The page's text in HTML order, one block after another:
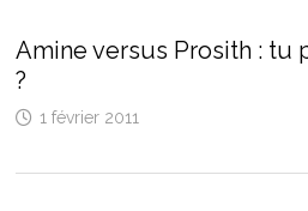
Amine versus Prosith : tu
?
1 février 2011